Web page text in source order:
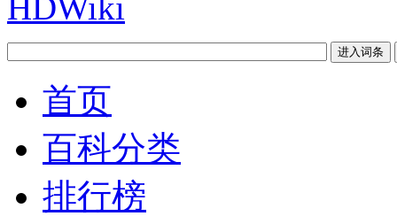
首页
百科分类
排行榜